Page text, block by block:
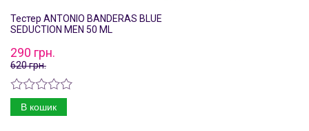
Тестер ANTONIO BANDERAS BLUE
SEDUCTION MEN 50 ML
290 грн.
620 грн.
В кошик